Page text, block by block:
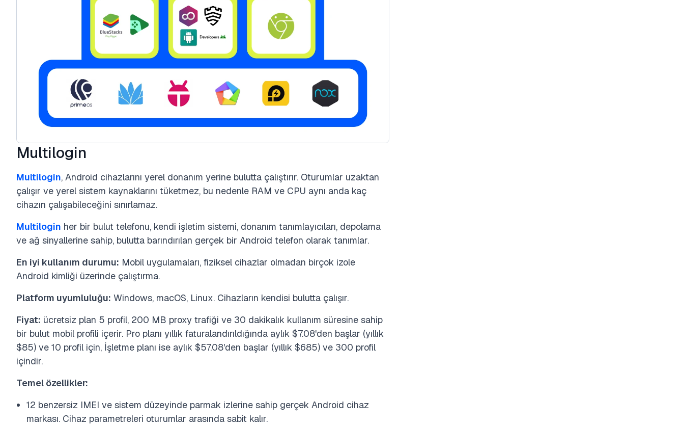
Multilogin
Multilogin, Android cihazlarını yerel donanım yerine bulutta çalıştırır. Oturumlar uzaktan
çalışır ve yerel sistem kaynaklarını tüketmez, bu nedenle RAM ve CPU aynı anda kaç
cihazın çalışabileceğini sınırlamaz.
Multilogin her bir bulut telefonu, kendi işletim sistemi, donanım tanımlayıcıları, depolama
ve ağ sinyallerine sahip, bulutta barındırılan gerçek bir Android telefon olarak tanımlar.
En iyi kullanım durumu: Mobil uygulamaları, fiziksel cihazlar olmadan birçok izole
Android kimliği üzerinde çalıştırma.
Platform uyumluluğu: Windows, macOS, Linux. Cihazların kendisi bulutta çalışır.
Fiyat: ücretsiz plan 5 profil, 200 MB proxy trafiği ve 30 dakikalık kullanım süresine sahip
bir bulut mobil profili içerir. Pro planı yıllık faturalandırıldığında aylık $7.08'den başlar (yıllık
$85) ve 10 profil için, İşletme planı ise aylık $57.08'den başlar (yıllık $685) ve 300 profil
içindir.
Temel özellikler:
12 benzersiz IMEI ve sistem düzeyinde parmak izlerine sahip gerçek Android cihaz
markası. Cihaz parametreleri oturumlar arasında sabit kalır.